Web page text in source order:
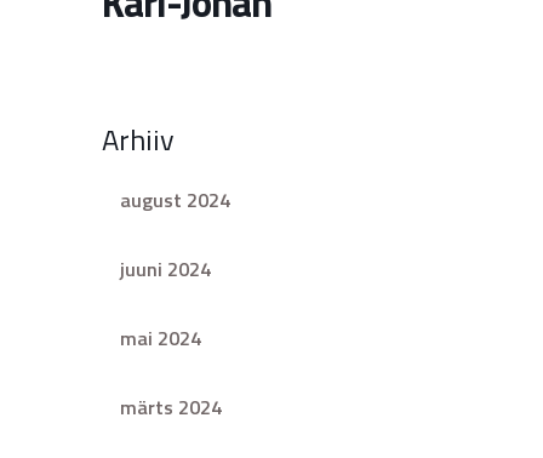
Arhiiv
august 2024
juuni 2024
mai 2024
märts 2024